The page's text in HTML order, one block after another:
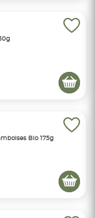
Bio 175g